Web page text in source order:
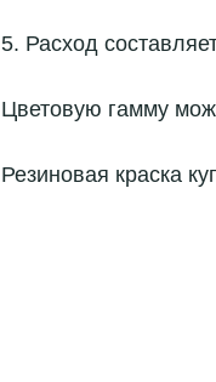
5. Расход
Цветовую гамму
Резиновая краска